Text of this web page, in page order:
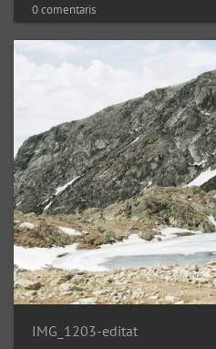
0 comentaris
IMG_1203-editat